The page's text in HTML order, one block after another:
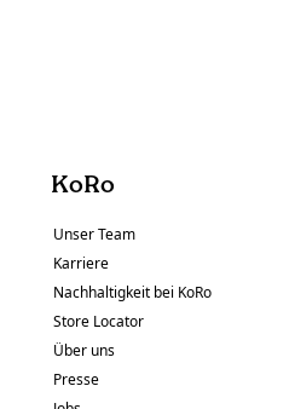
KoRo
Unser Team
Karriere
Nachhaltigkeit bei KoRo
Store Locator
Über uns
Presse